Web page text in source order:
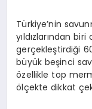
Türkiye’nin
yıldızlarından
gerçekleştirdiği
büyük beşinci
özellikle top
ölçekte dikkat